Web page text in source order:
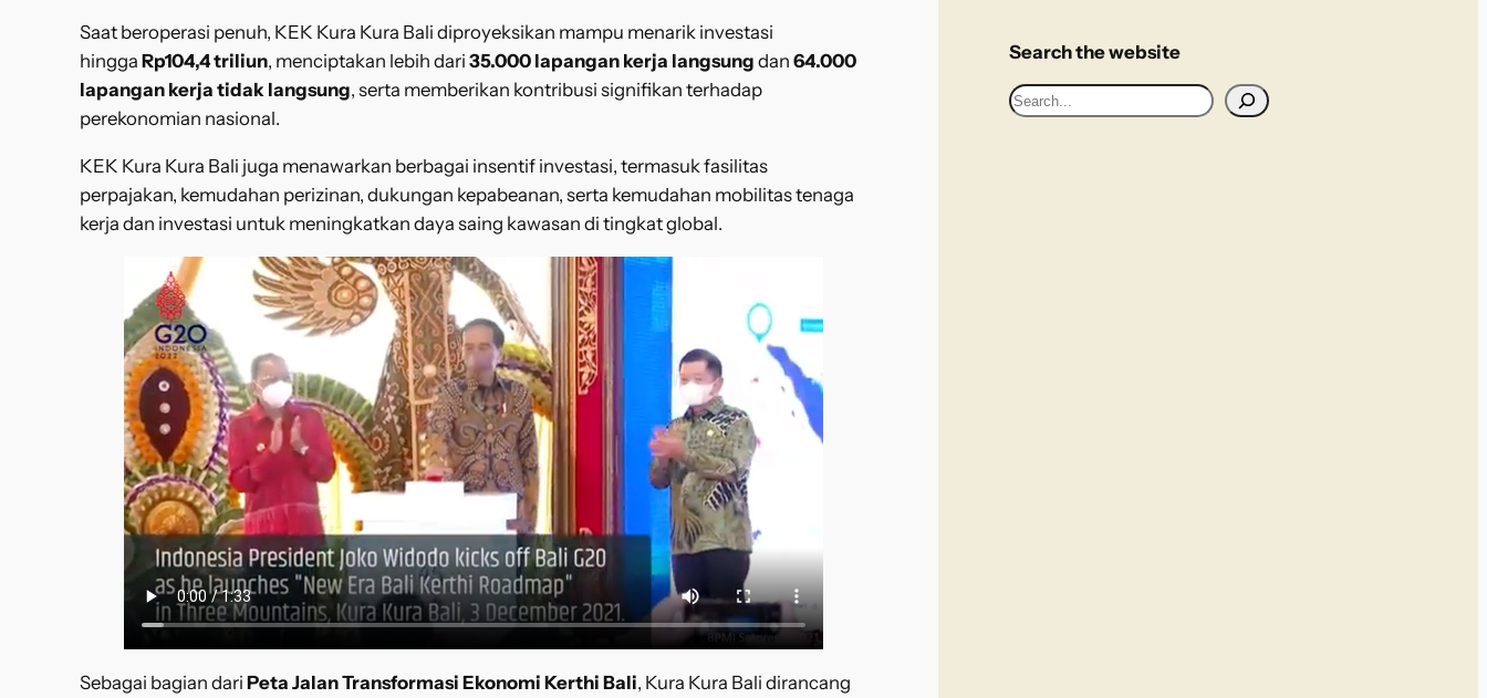
Saat beroperasi penuh, KEK Kura Kura Bali diproyeksikan mampu menarik investasi
hingga Rp104,4 triliun, menciptakan lebih dari 35.000 lapangan kerja langsung dan 64.000
lapangan kerja tidak langsung, serta memberikan kontribusi signifikan terhadap
perekonomian nasional.
KEK Kura Kura Bali juga menawarkan berbagai insentif investasi, termasuk fasilitas
perpajakan, kemudahan perizinan, dukungan kepabeanan, serta kemudahan mobilitas tenaga
kerja dan investasi untuk meningkatkan daya saing kawasan di tingkat global.
Sebagai bagian dari Peta Jalan Transformasi Ekonomi Kerthi Bali, Kura Kura Bali dirancang
Search the website
S